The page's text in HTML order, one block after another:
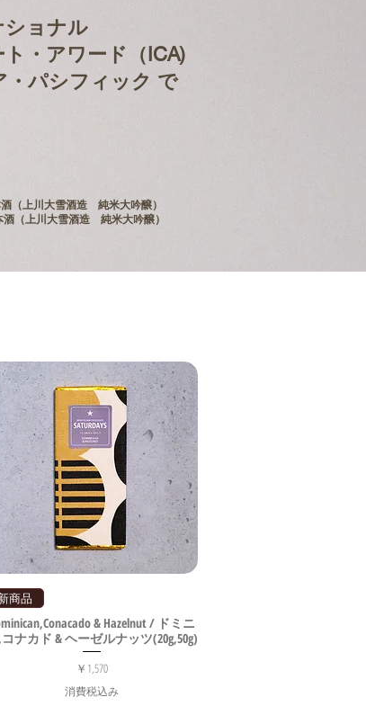
ショナル
・アワード（ICA)
・パシフィック で
（上川大雪酒造 純米大吟醸）
（上川大雪酒造 純米大吟醸）
商品
& Hazelnut / ドミニ
ナカド & ヘーゼルナッツ(20g,50g)
価格
￥1,570
消費税込み